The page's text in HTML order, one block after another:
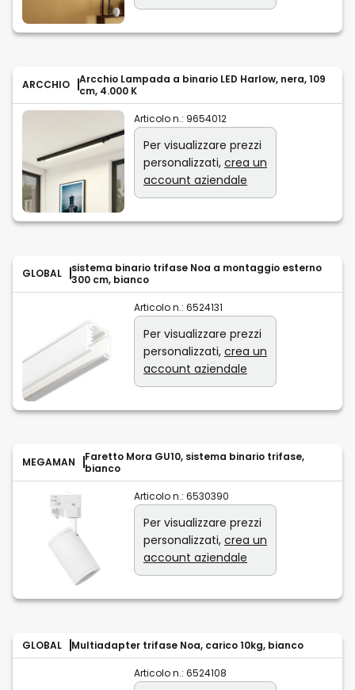
ARCCHIO
Arcchio Lampada a binario LED Harlow, nera, 109
cm, 4.000 K
Articolo n.: 9654012
Per visualizzare prezzi
personalizzati, crea un
account aziendale
GLOBAL
sistema binario trifase Noa a montaggio esterno
300 cm, bianco
Articolo n.: 6524131
Per visualizzare prezzi
personalizzati, crea un
account aziendale
MEGAMAN
Faretto Mora GU10, sistema binario trifase,
bianco
Articolo n.: 6530390
Per visualizzare prezzi
personalizzati, crea un
account aziendale
GLOBAL Multiadapter trifase Noa, carico 10kg, bianco
Articolo n.: 6524108